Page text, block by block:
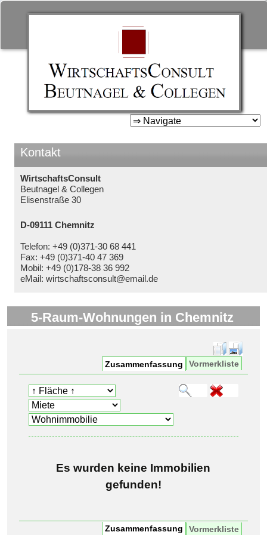
WirtschaftsConsult Beutnagel
& Collegen
Zum
Kontakt
WirtschaftsConsult
Beutnagel & Collegen
Elisenstraße 30
D-09111 Chemnitz
Telefon: +49 (0)371-30 68 441
Fax: +49 (0)371-40 47 369
Mobil: +49 (0)178-38 36 992
eMail: wirtschaftsconsult@email.de
5-Raum-Wohnungen in Chemnitz
Vormerkliste
Zusammenfassung
Es wurden keine Immobilien
gefunden!
Vormerkliste
Zusammenfassung